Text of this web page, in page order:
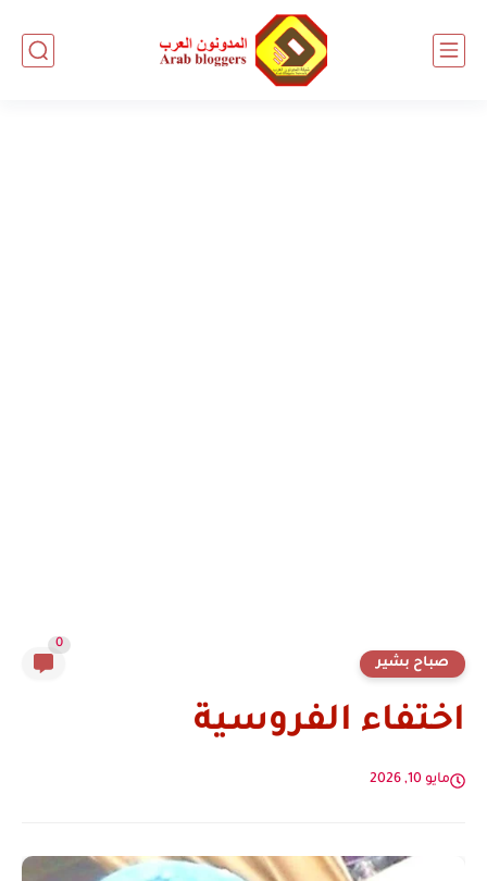
صباح بشير
0
اختفاء الفروسية
مايو 10, 2026